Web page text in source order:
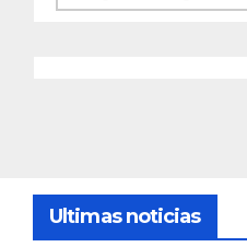
Ultimas noticias